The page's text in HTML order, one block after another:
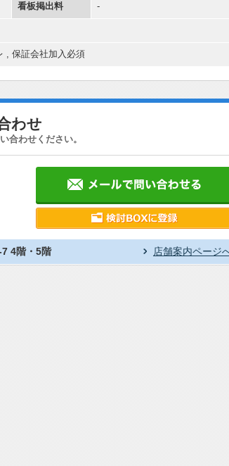
看板掲出料 -
, 保証会社加入必須
わせ
合わせください。
4階・5階 店舗案内ページ